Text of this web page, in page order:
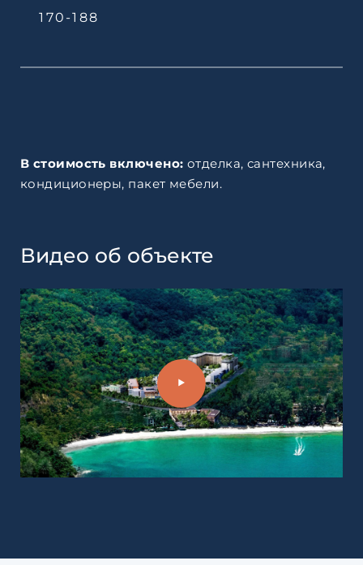
170-188
В стоимость включено: отделка, сантехника,
кондиционеры, пакет мебели.
Видео об объекте